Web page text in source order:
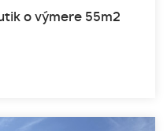
o výmere 55m2